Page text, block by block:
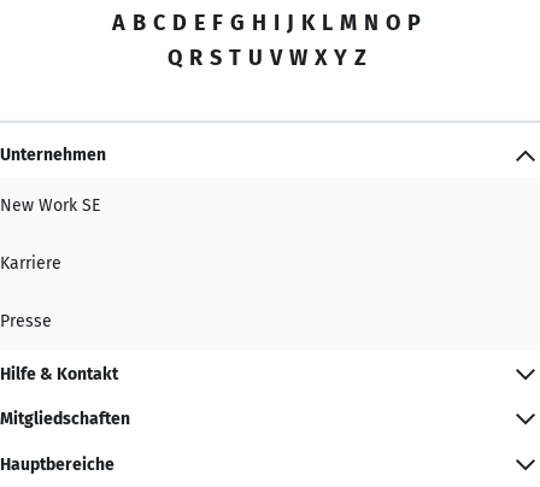
A B C D E F G H I J K L M N O P
Q R S T U V W X Y Z
Unternehmen
New Work SE
Karriere
Presse
Hilfe & Kontakt
Mitgliedschaften
Hauptbereiche